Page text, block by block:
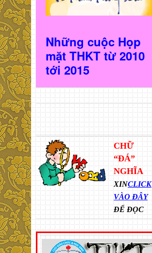
Những cuộc Họp
mặt THKT từ 2010
tới 2015
CHỮ
“ĐÁ”
NGHĨA
XINCLICK
VÀO ĐÂY
ĐỂ ĐỌC